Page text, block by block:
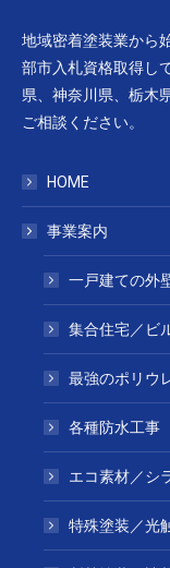
地域密着塗装業から
部市入札資格取得し
県、神奈川県、栃木
ご相談ください。
HOME
事業案内
一戸建ての外
集合住宅／ビ
最強のポリウ
各種防水工事
エコ素材／シ
特殊塗装／光